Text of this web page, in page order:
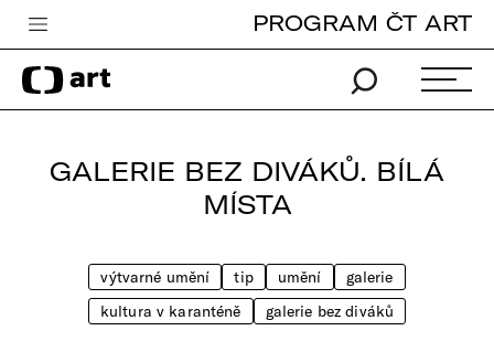
Česká televize
Zpravodajství
PROGRAM ČT ART
GALERIE BEZ DIVÁKŮ. BÍLÁ
MÍSTA
výtvarné umění tip umění
galerie
kultura v karanténě
galerie bez diváků